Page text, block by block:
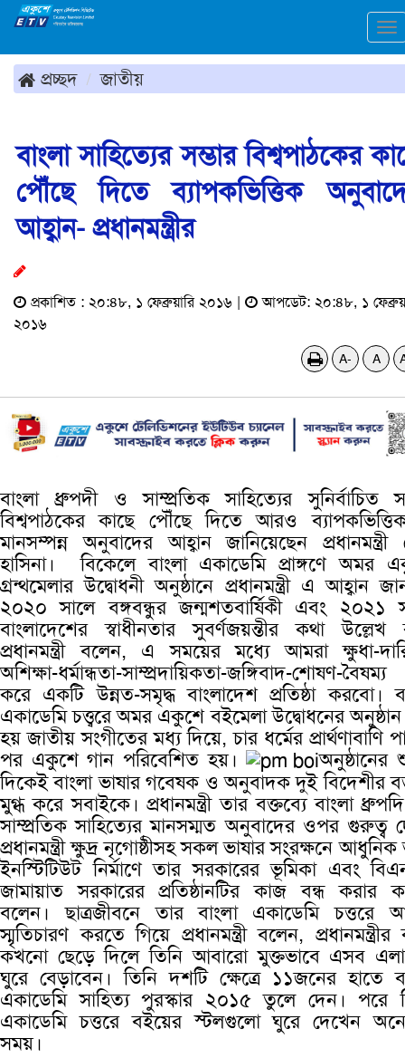
প্রচ্ছদ জাতীয়
বাংলা সাহিত্যের সম্ভার বিশ্বপাঠকের
পৌঁছে দিতে ব্যাপকভিত্তিক
আহ্বান- প্রধানমন্ত্রীর
প্রকাশিত : ২০:৪৮, ১ ফেব্রুয়ারি ২০১৬ |
আপডেট: ২০:৪৮, ১
২০১৬
A- A
বাংলা ধ্রুপদী ও সাম্প্রতিক সাহিত্যের সুনির্বাচিত
বিশ্বপাঠকের কাছে পৌঁছে দিতে আরও
মানসম্পন্ন অনুবাদের আহ্বান জানিয়েছেন প্রধানমন্ত্রী
হাসিনা। বিকেলে বাংলা একাডেমি প্রাঙ্গণে অমর
গ্রন্থমেলার উদ্বোধনী অনুষ্ঠানে প্রধানমন্ত্রী এ আহ্বান
২০২০ সালে বঙ্গবন্ধুর জন্মশতবার্ষিকী এবং ২০২১
বাংলাদেশের স্বাধীনতার সুবর্ণজয়ন্তীর কথা উল্লেখ
প্রধানমন্ত্রী বলেন, এ সময়ের মধ্যে আমরা ক্ষুধা-
অশিক্ষা-ধর্মান্ধতা-সাম্প্রদায়িকতা-জঙ্গিবাদ-শোষণ-
করে একটি উন্নত-সমৃদ্ধ বাংলাদেশ প্রতিষ্ঠা করবো।
একাডেমি চত্ত্বরে অমর একুশে বইমেলা উদ্বোধনের
হয় জাতীয় সংগীতের মধ্য দিয়ে, চার ধর্মের প্রার্থণাবাণি
পর একুশে গান পরিবেশিত হয়।
অনুষ্ঠানের
দিকেই বাংলা ভাষার গবেষক ও অনুবাদক দুই বিদেশীর
মুগ্ধ করে সবাইকে। প্রধানমন্ত্রী তার বক্তব্যে বাংলা
সাম্প্রতিক সাহিত্যের মানসম্মত অনুবাদের ওপর গুরুত্ব
প্রধানমন্ত্রী ক্ষুদ্র নৃগোষ্ঠীসহ সকল ভাষার সংরক্ষনে আধুনিক
ইনস্টিটিউট নির্মাণে তার সরকারের ভূমিকা এবং
জামায়াত সরকারের প্রতিষ্ঠানটির কাজ বন্ধ করার
বলেন। ছাত্রজীবনে তার বাংলা একাডেমি চত্তরে
স্মৃতিচারণ করতে গিয়ে প্রধানমন্ত্রী বলেন,
কখনো ছেড়ে দিলে তিনি আবারো মুক্তভাবে এসব
ঘুরে বেড়াবেন। তিনি দশটি ক্ষেত্রে ১১জনের হাতে
একাডেমি সাহিত্য পুরস্কার ২০১৫ তুলে দেন। পরে
একাডেমি চত্তরে বইয়ের স্টলগুলো ঘুরে দেখেন
সময়।